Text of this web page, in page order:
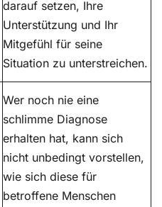
darauf setzen, Ihre
Unterstützung und Ihr
Mitgefühl für seine
Situation zu unterstreichen.
Wer noch nie eine
schlimme Diagnose
erhalten hat, kann sich
nicht unbedingt vorstellen,
wie sich diese für
betroffene Menschen